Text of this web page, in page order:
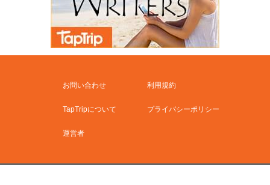
お問い合わせ 利用規約
TapTripについて プライバシーポリシー
運営者